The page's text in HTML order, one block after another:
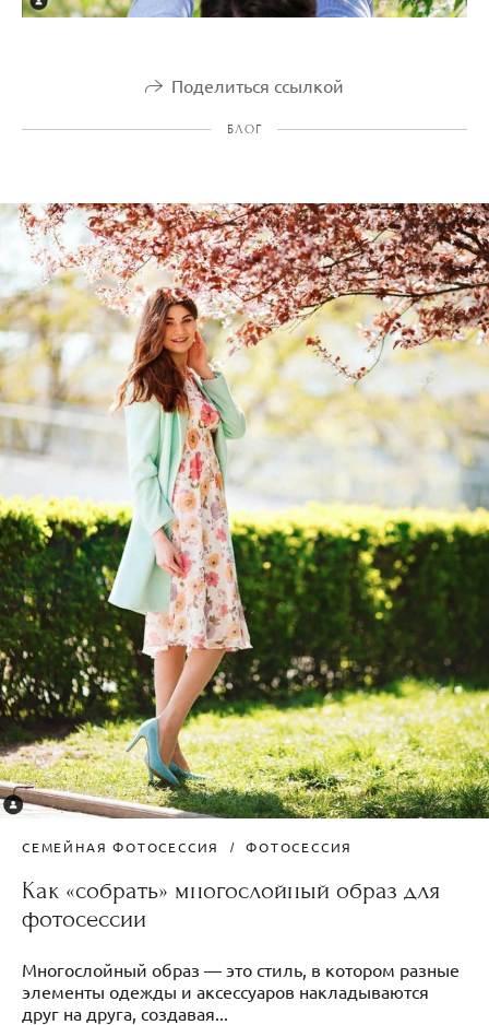
Поделиться ссылкой
БЛОГ
СЕМЕЙНАЯ ФОТОСЕССИЯ ФОТОСЕССИЯ
Как «собрать» многослойный образ для
фотосессии
Многослойный образ — это стиль, в котором разные
элементы одежды и аксессуаров накладываются
друг на друга, создавая...